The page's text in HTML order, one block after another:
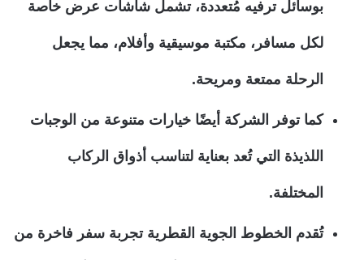
بوسائل ترفيه مُتعددة، تشمل شاشات عرض خاصة
لكل مسافر، مكتبة موسيقية وأفلام، مما يجعل
الرحلة ممتعة ومريحة.
كما توفر الشركة أيضًا خيارات متنوعة من الوجبات
اللذيذة التي تُعد بعناية لتناسب أذواق الركاب
المختلفة.
تُقدم الخطوط الجوية القطرية تجربة سفر فاخرة من